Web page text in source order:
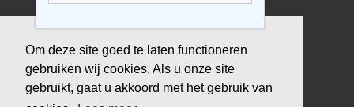
Om deze site goed te laten functioneren
gebruiken wij cookies. Als u onze site
gebruikt, gaat u akkoord met het gebruik van
Verzekering
Duurzaamheid